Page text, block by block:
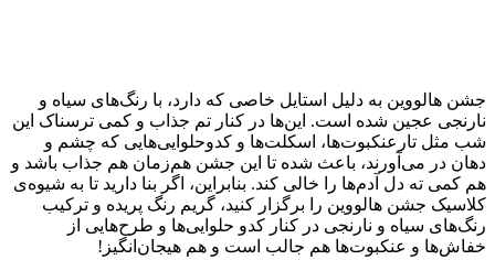
جشن هالووین به دلیل استایل خاصی که دارد، با رنگ‌های سیاه و
نارنجی عجین شده است. این‌ها در کنار تم جذاب و کمی ترسناک این
شب مثل تارعنکبوت‌ها، اسکلت‌ها و کدوحلوایی‌هایی که چشم و
دهان در می‌آورند، باعث شده تا این جشن هم‌زمان هم جذاب باشد و
هم کمی ته دل آدم‌ها را خالی کند. بنابراین، اگر بنا دارید تا به شیو‌ه‌ی
کلاسیک جشن هالووین را برگزار کنید، گریم رنگ پریده و ترکیب
رنگ‌های سیاه و نارنجی در کنار کدو حلوایی‌ها و طرح‌هایی از
خفاش‌ها و عنکبوت‌ها هم جالب است و هم هیجان‌انگیز!